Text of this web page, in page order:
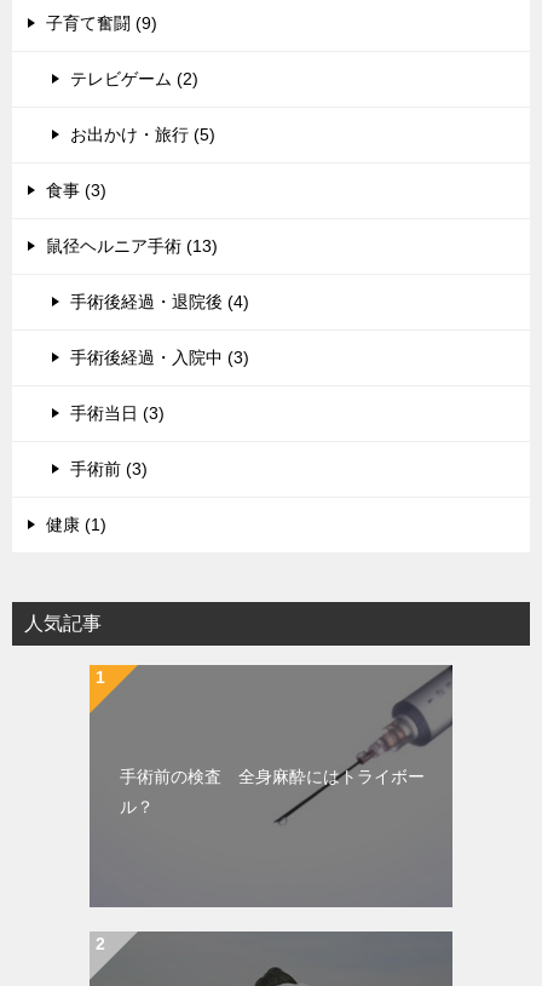
ョ
子育て奮闘 (9)
テレビゲーム (2)
お出かけ・旅行 (5)
食事 (3)
鼠径ヘルニア手術 (13)
手術後経過・退院後 (4)
手術後経過・入院中 (3)
手術当日 (3)
手術前 (3)
健康 (1)
人気記事
手術前の検査 全身麻酔にはトライボー
ル？